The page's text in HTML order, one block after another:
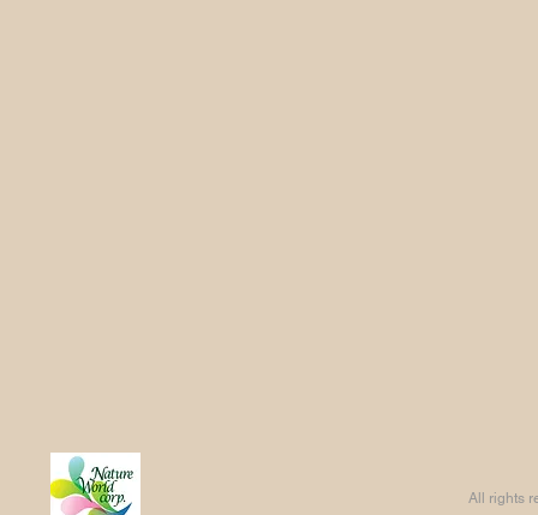
All rights